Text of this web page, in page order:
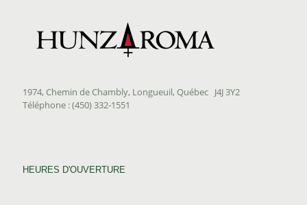
1974, Chemin de Chambly, Longueuil, Québec J4J 3Y2
Téléphone : (450) 332-1551
HEURES D'OUVERTURE